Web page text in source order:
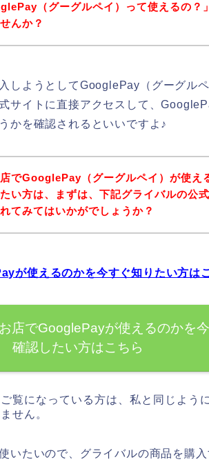
（グーグルペイ）って使えるの？
んか？
しようとしてGooglePay（グーグル
サイトに直接アクセスして、
かを確認されるといいですよ♪
でGooglePay（グーグルペイ）が使え
い方は、まずは、下記グライバルの公
てみてはいかがでしょうか？
が使えるのかを今すぐ知りたい方は
店でGooglePayが使えるのかを
確認したい方はこちら
覧になっている方は、私と同じよう
せん。
いたいので、グライバルの商品を購